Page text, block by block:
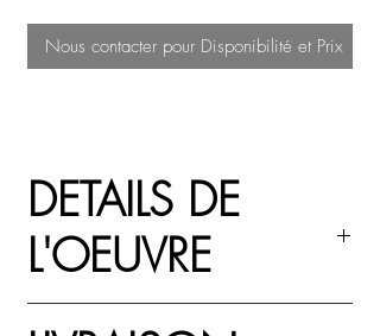
Nous contacter pour Disponibilité et Prix
DETAILS DE
L'OEUVRE